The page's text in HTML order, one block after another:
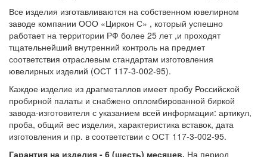
Все изделия изготавливаются на собственном ювелирном
заводе компании ООО «Циркон С» , который успешно
работает на территории РФ более 25 лет ,и проходят
тщательнейший внутренний контроль на предмет
соответствия отраслевым стандартам изготовления
ювелирных изделий (ОСТ 117-3-002-95).
Каждое изделие из драгметаллов имеет пробу Российской
пробирной палаты и снабжено опломбированной биркой
завода-изготовителя с указанием всей информации: артикул,
проба, общий вес изделия, характеристика вставок, дата
изготовления и пр. в соответствии с ОСТ 117-3-002-95.
Гарантия на изделия - 6 (шесть) месяцев. На период